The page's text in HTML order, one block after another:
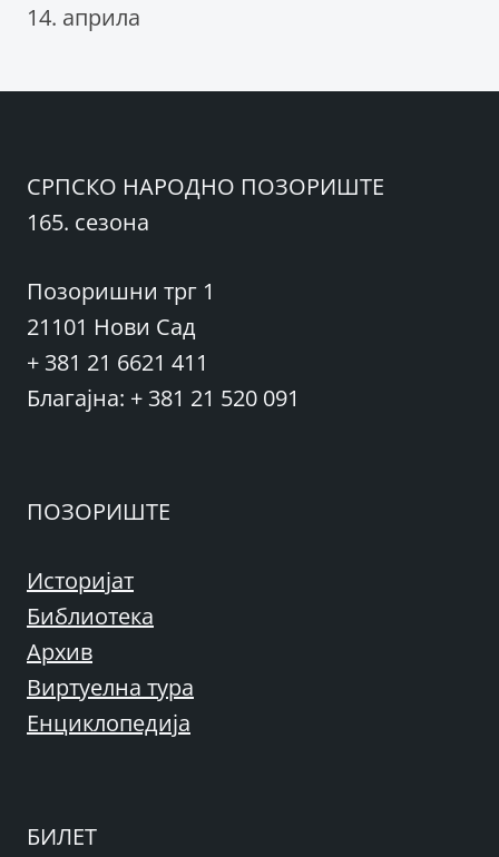
14. априла
СРПСКО НАРОДНО ПОЗОРИШТЕ
165. сезона
Позоришни трг 1
21101 Нови Сад
+ 381 21 6621 411
Благајна: + 381 21 520 091
ПОЗОРИШТЕ
Историјат
Библиотека
Архив
Виртуелна тура
Енциклопедија
БИЛЕТ